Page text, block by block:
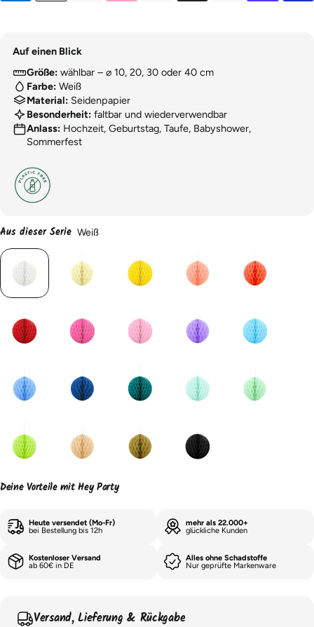
Auf einen Blick
Größe: wählbar – ⌀ 10, 20, 30 oder 40 cm
Farbe: Weiß
Material: Seidenpapier
Besonderheit: faltbar und wiederverwendbar
Anlass: Hochzeit, Geburtstag, Taufe, Babyshower,
Sommerfest
Aus dieser Serie Weiß
Deine Vorteile mit Hey Party
Heute versendet (Mo-Fr)
bei Bestellung bis 12h
mehr als 22.000+
glückliche Kunden
Kostenloser Versand
ab 60€ in DE
Alles ohne Schadstoffe
Nur geprüfte Markenware
Versand, Lieferung & Rückgabe